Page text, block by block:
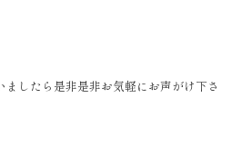
したら是非是非お気軽にお声がけ下さ